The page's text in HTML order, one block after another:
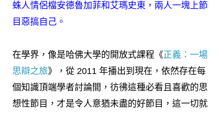
蛛人情侶檔安德魯加菲和艾瑪史東，兩人一塊上節
目惡搞自己。
在學界，像是哈佛大學的開放式課程《正義：一場
思辯之旅》，從 2011 年播出到現在，依然存在每
個知識頂端學者討論間，彷彿這種必看且喜歡的思
想性節目，才是令人意猶未盡的好節目，這一切就